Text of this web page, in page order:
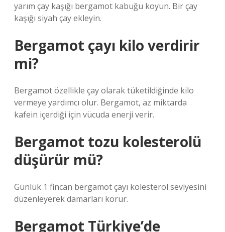
yarım çay kaşığı bergamot kabuğu koyun. Bir çay
kaşığı siyah çay ekleyin.
Bergamot çayı kilo verdirir
mi?
Bergamot özellikle çay olarak tüketildiğinde kilo
vermeye yardımcı olur. Bergamot, az miktarda
kafein içerdiği için vücuda enerji verir.
Bergamot tozu kolesterolü
düşürür mü?
Günlük 1 fincan bergamot çayı kolesterol seviyesini
düzenleyerek damarları korur.
Bergamot Türkiye’de